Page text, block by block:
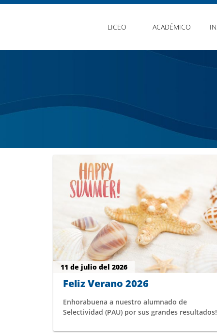
LICEO ACADÉMICO
11 de julio del 2026
Feliz Verano 2026
Enhorabuena a nuestro alumnado de
Selectividad (PAU) por sus grandes resultados!